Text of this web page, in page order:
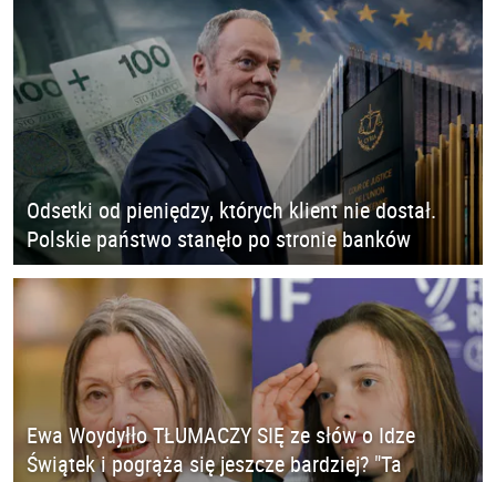
Odsetki od pieniędzy, których klient nie dostał.
Polskie państwo stanęło po stronie banków
Ewa Woydyłło TŁUMACZY SIĘ ze słów o Idze
Świątek i pogrąża się jeszcze bardziej? "Ta